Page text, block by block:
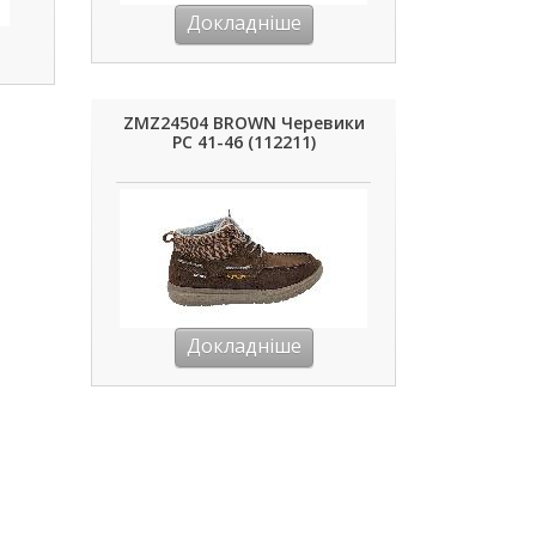
Докладніше
ZMZ24504 BROWN Черевики
РС 41-46 (112211)
Докладніше